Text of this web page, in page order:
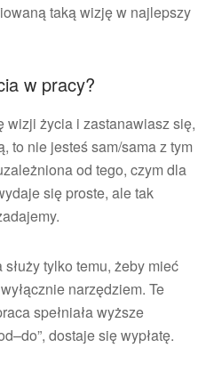
taką wizję w najlepszy
w pracy?
życia i zastanawiasz się,
to nie jesteś sam/sama z tym
od tego, czym dla
się proste, ale tak
tylko temu, żeby mieć
narzędziem. Te
spełniała wyższe
dostaje się wypłatę.